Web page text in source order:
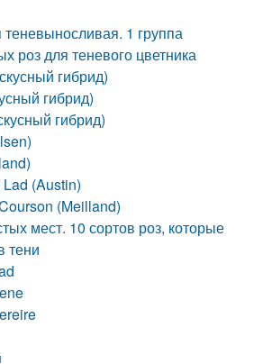
теневыносливая. 1 группа
роз для теневого цветника
гибрид)
гибрид)
гибрид)
(Austin)
(Meilland)
мест. 10 сортов роз, которые
тени